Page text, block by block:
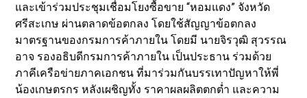
และเข้าร่วมประชุมเชื่อมโยงซื้อขาย “หอมแดง” จังหวัด
ศรีสะเกษ ผ่านตลาดข้อตกลง โดยใช้สัญญาข้อตกลง
มาตรฐานของกรมการค้าภายใน โดยมี นายจิรวุฒิ สุวรรณ
อาจ รองอธิบดีกรมการค้าภายใน เป็นประธาน ร่วมด้วย
ภาคีเครือข่ายภาคเอกชน ที่มาร่วมกันบรรเทาปัญหาให้พี่
น้องเกษตรกร หลังเผชิญทั้ง ราคาผลผลิตตกต่ำ และความ